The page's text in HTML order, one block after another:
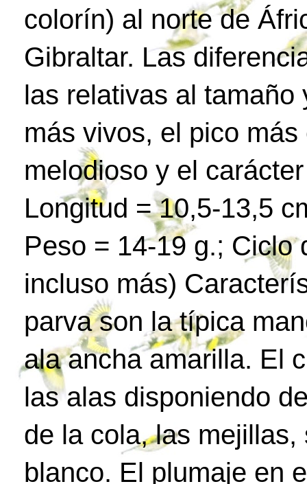
colorín) al norte de
Gibraltar. Las
las relativas al
más vivos, el pico
melodioso y el
Longitud = 10,5-13,5
Peso = 14-19 g.; Ciclo
incluso más)
parva son la típica
ala ancha amarilla. El
las alas disponiendo
de la cola, las
blanco. El plumaje en